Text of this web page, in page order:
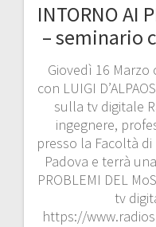
INTORNO AI
– seminario
Giovedì 16
con LUIGI
sulla tv digitale
ingegnere,
presso la Facoltà
Padova e terrà
PROBLEMI DEL
tv
https://